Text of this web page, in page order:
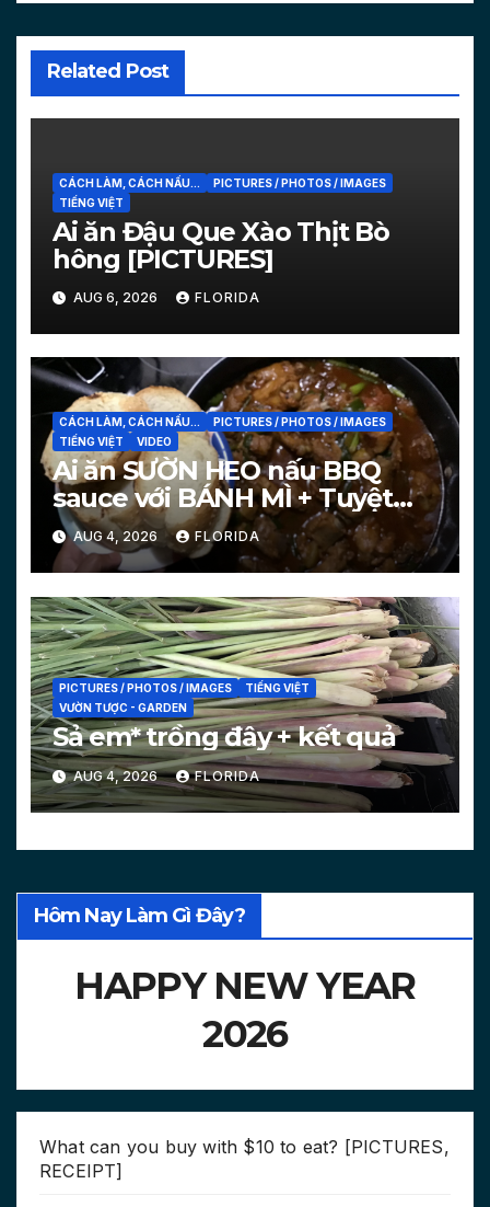
Related Post
CÁCH LÀM, CÁCH NẤU...
PICTURES / PHOTOS / IMAGES
TIẾNG VIỆT
Ai ăn Đậu Que Xào Thịt Bò
hông [PICTURES]
AUG 6, 2026 FLORIDA
CÁCH LÀM, CÁCH NẤU...
PICTURES / PHOTOS / IMAGES
TIẾNG VIỆT
VIDEO
Ai ăn SƯỜN HEO nấu BBQ
sauce với BÁNH MÌ + Tuyệt
chiêu làm bánh mì nóng
[PICTURES, VIDEO]
AUG 4, 2026 FLORIDA
PICTURES / PHOTOS / IMAGES
TIẾNG VIỆT
VƯỜN TƯỢC - GARDEN
Sả em* trồng đây + kết quả
AUG 4, 2026 FLORIDA
Hôm Nay Làm Gì Đây?
HAPPY NEW YEAR
2026
What can you buy with $10 to eat? [PICTURES,
RECEIPT]